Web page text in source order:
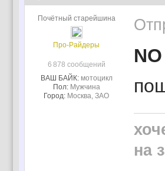
Почётный старейшина
Про-Райдеры
6 878 сообщений
ВАШ БАЙК: мотоцикл
Пол: Мужчина
Город: Москва, ЗАО
на